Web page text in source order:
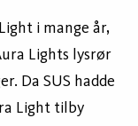
i mange år,
Lights lysrør
Da SUS hadde
Light tilby